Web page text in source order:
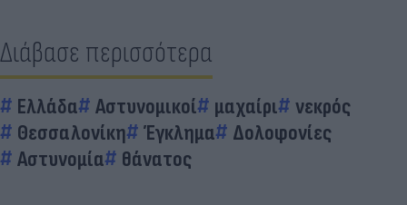
Διάβασε περισσότερα
Ελλάδα Αστυνομικοί μαχαίρι
νεκρός
Θεσσαλονίκη
Έγκλημα
Δολοφονίες
Αστυνομία
θάνατος